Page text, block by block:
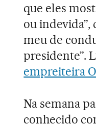
que eles
ou
meu de
presidente”.
empreiteira
Na semana
conhecido